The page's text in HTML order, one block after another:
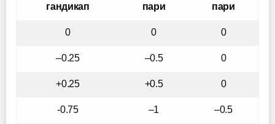
гандикап
пари
пари
0 0 0
–0.25 –0.5 0
+0.25 +0.5 0
-0.75 –1 –0.5